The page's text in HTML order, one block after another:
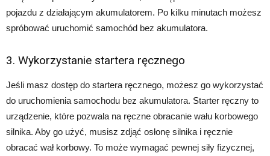
pojazdu z działającym akumulatorem. Po kilku minutach możesz
spróbować uruchomić samochód bez akumulatora.
3. Wykorzystanie startera ręcznego
Jeśli masz dostęp do startera ręcznego, możesz go wykorzystać
do uruchomienia samochodu bez akumulatora. Starter ręczny to
urządzenie, które pozwala na ręczne obracanie wału korbowego
silnika. Aby go użyć, musisz zdjąć osłonę silnika i ręcznie
obracać wał korbowy. To może wymagać pewnej siły fizycznej,